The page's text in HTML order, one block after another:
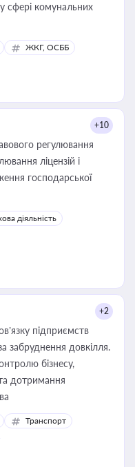
сфері комунальних
ЖКГ, ОСББ
+10
регулювання
ліцензій і
господарської
діяльність
+2
підприємств
забруднення довкілля.
бізнесу,
дотримання
Транспорт